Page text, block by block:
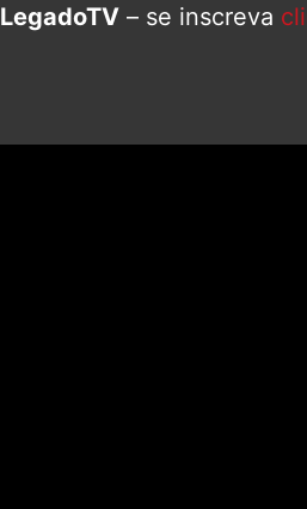
LegadoTV – se inscreva